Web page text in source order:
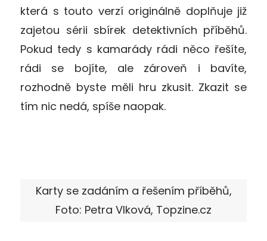
která s touto verzí originálně doplňuje již
zajetou sérii sbírek detektivních příběhů.
Pokud tedy s kamarády rádi něco řešíte,
rádi se bojíte, ale zároveň i bavíte,
rozhodně byste měli hru zkusit. Zkazit se
tím nic nedá, spíše naopak.
Karty se zadáním a řešením příběhů,
Foto: Petra Vlková, Topzine.cz